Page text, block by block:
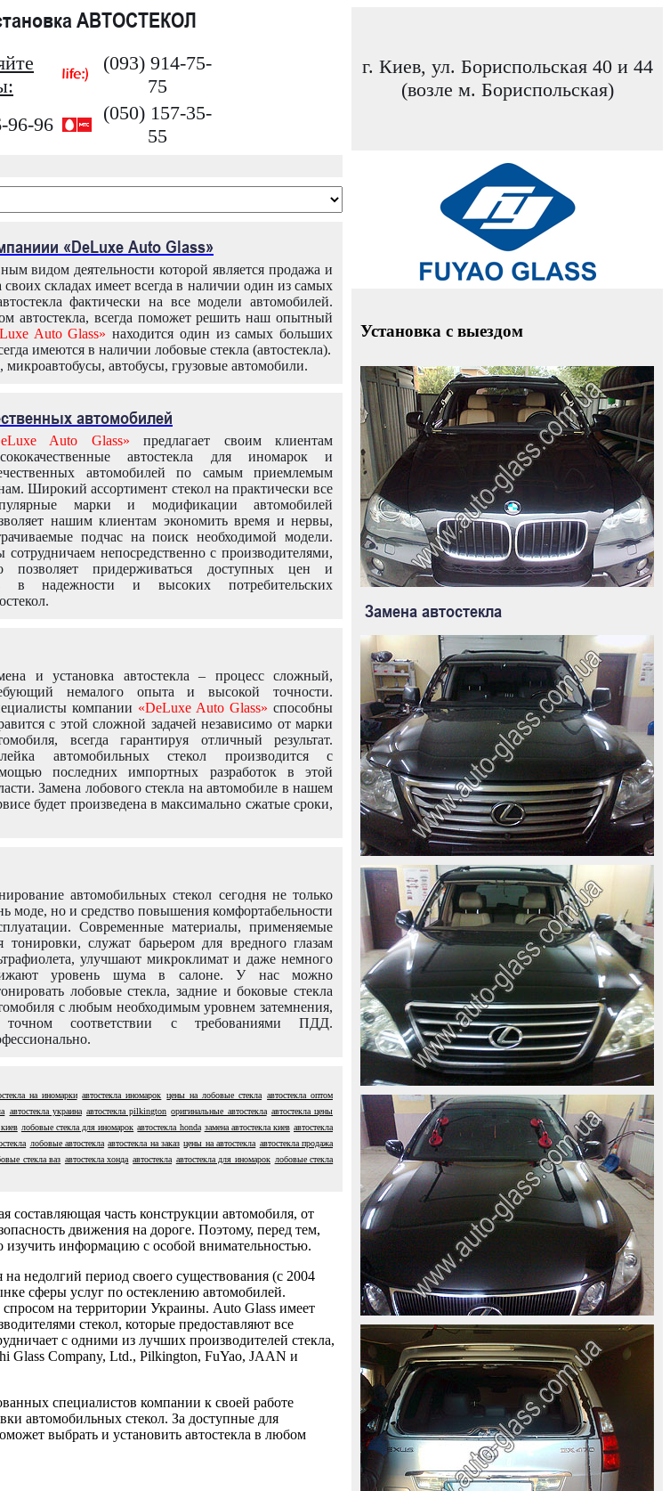
АВТОСТЕКОЛ
(093) 914-75-
75
96-96
(050) 157-35-
55
г. Киев, ул. Бориспольская 40 и 44
(возле м. Бориспольская)
«DeLuxe Auto Glass»
видом деятельности которой является продажа и
складах имеет всегда в наличии один из самых
фактически на все модели автомобилей.
автостекла, всегда поможет решить наш опытный
Auto Glass» находится один из самых больших
имеются в наличии лобовые стекла (автостекла).
автобусы, грузовые автомобили.
автомобилей
Auto Glass» предлагает своим клиентам
автостекла для иномарок и
автомобилей по самым приемлемым
Широкий ассортимент стекол на практически все
марки и модификации автомобилей
нашим клиентам экономить время и нервы,
подчас на поиск необходимой модели.
непосредственно с производителями,
позволяет придерживаться доступных цен и
в надежности и высоких потребительских
и установка автостекла – процесс сложный,
немалого опыта и высокой точности.
компании «DeLuxe Auto Glass» способны
с этой сложной задачей независимо от марки
всегда гарантируя отличный результат.
автомобильных стекол производится с
последних импортных разработок в этой
Замена лобового стекла на автомобиле в нашем
будет произведена в максимально сжатые сроки,
автомобильных стекол сегодня не только
моде, но и средство повышения комфортабельности
Современные материалы, применяемые
тонировки, служат барьером для вредного глазам
улучшают микроклимат и даже немного
уровень шума в салоне. У нас можно
лобовые стекла, задние и боковые стекла
с любым необходимым уровнем затемнения,
соответствии с требованиями ПДД.
на иномарки автостекла иномарок цены на лобовые стекла автостекла оптом
автостекла украина автостекла pilkington оригинальные автостекла автостекла цены
лобовые стекла для иномарок автостекла honda замена автостекла киев автостекла
лобовые автостекла автостекла на заказ цены на автостекла автостекла продажа
стекла ваз автостекла хонда автостекла автостекла для иномарок лобовые стекла
составляющая часть конструкции автомобиля, от
движения на дороге. Поэтому, перед тем,
изучить информацию с особой внимательностью.
недолгий период своего существования (с 2004
сферы услуг по остеклению автомобилей.
на территории Украины. Auto Glass имеет
стекол, которые предоставляют все
с одними из лучших производителей стекла,
Glass Company, Ltd., Pilkington, FuYao, JAAN и
специалистов компании к своей работе
автомобильных стекол. За доступные для
выбрать и установить автостекла в любом
Установка с выездом
Замена автостекла